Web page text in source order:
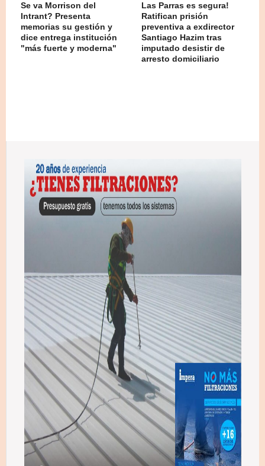
Se va Morrison del
Intrant? Presenta
memorias su gestión y
dice entrega institución
"más fuerte y moderna"
Las Parras es segura!
Ratifican prisión
preventiva a exdirector
Santiago Hazim tras
imputado desistir de
arresto domiciliario